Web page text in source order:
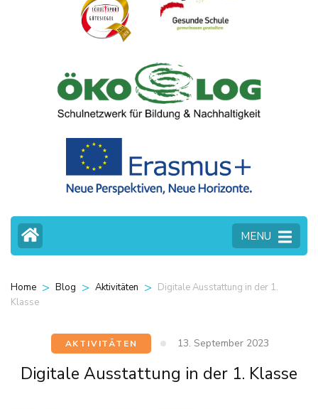
MENU
Home > Blog > Aktivitäten > Digitale Ausstattung in der 1.
Klasse
AKTIVITÄTEN 13. September 2023
Digitale Ausstattung in der 1. Klasse